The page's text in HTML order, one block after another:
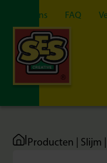
Over ons FAQ
|Producten Slijm